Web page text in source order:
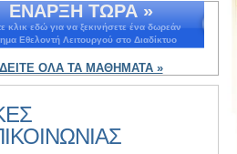
ΕΝΑΡΞΗ ΤΩΡΑ »
κλικ εδώ για να ξεκινήσετε ένα δωρεάν
Εθελοντή Λειτουργού στο Διαδίκτυο
ΔΕΙΤΕ ΟΛΑ ΤΑ ΜΑΘΗΜΑΤΑ »